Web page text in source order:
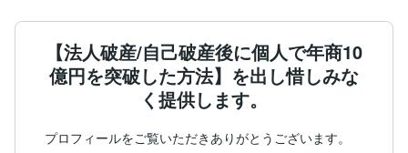
【法人破産/自己破産後に個人で年商10
億円を突破した方法】を出し惜しみな
く提供します。
プロフィールをご覧いただきありがとうございます。